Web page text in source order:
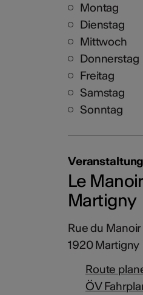
Montag
Dienstag
Mittwoch
Donnerstag
Freitag
Samstag
Sonntag
Le
Martigny
Rue du Manoir
1920 Martigny
Route
ÖV